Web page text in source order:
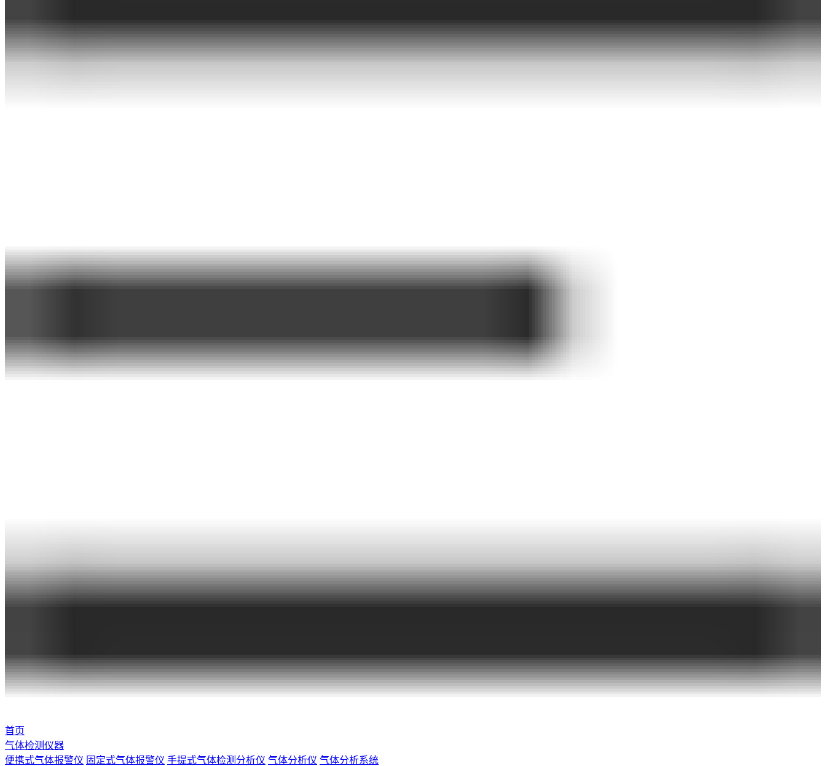
首页
气体检测仪器
便携式气体报警仪 固定式气体报警仪 手提式气体检测分析仪 气体分析仪 气体分析系统